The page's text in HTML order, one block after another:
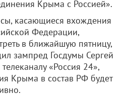
Крыма с Россией».
касающиеся вхождения
Федерации,
в ближайшую пятницу,
зампред Госдумы Сергей
«Россия 24»,
Крыма в состав РФ будет